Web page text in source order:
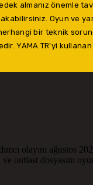
almanız önemle
Oyun ve
bir teknik
YAMA TR'yi